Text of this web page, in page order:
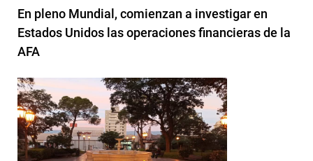
En pleno Mundial, comienzan a investigar en
Estados Unidos las operaciones financieras de la
AFA